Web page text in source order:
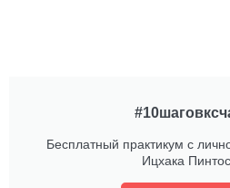
Бесплатный практикум с
Ицхака